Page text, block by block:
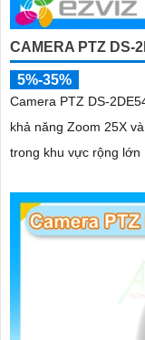
CAMERA PTZ DS-
5%-35%
Camera PTZ DS-
khả năng Zoom 25X
trong khu vực rộng lớn